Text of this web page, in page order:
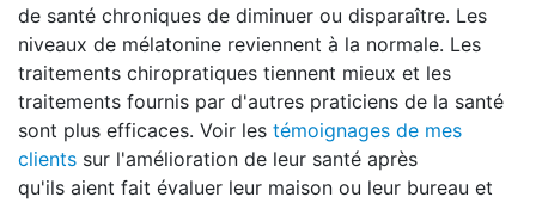
de santé chroniques de diminuer ou disparaître. Les
niveaux de mélatonine reviennent à la normale. Les
traitements chiropratiques tiennent mieux et les
traitements fournis par d'autres praticiens de la santé
sont plus efficaces. Voir les témoignages de mes
clients sur l'amélioration de leur santé après
qu'ils aient fait évaluer leur maison ou leur bureau et